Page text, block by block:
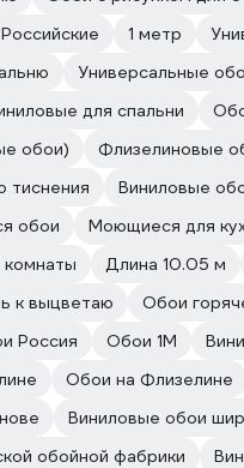
Российские 1 метр
Универсальные
для спальни
обои)
Флизелиновые
тиснения Виниловые
обои Моющиеся для
Длина 10.05 м
к выцветаю
Обои
Россия Обои 1М
Обои на Флизелине
Виниловые обои
обойной фабрики